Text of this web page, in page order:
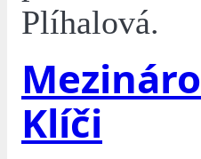
Plíhalová.
Klíči